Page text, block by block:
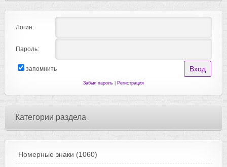
Логин:
Пароль:
запомнить
Забыл пароль| Регистрация
Категории раздела
Номерные знаки (1060)